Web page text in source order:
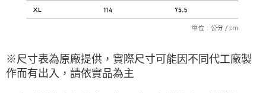
※尺寸表為原廠提供，實際尺寸可能因不同代工廠製
作而有出入，請依實品為主